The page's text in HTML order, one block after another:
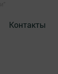
Контакты